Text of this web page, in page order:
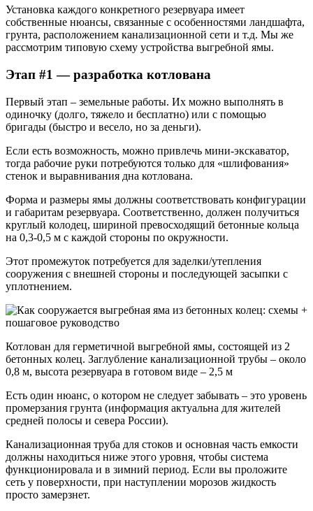
Установка каждого конкретного резервуара имеет
собственные нюансы, связанные с особенностями ландшафта,
грунта, расположением канализационной сети и т.д. Мы же
рассмотрим типовую схему устройства выгребной ямы.
Этап #1 — разработка котлована
Первый этап – земельные работы. Их можно выполнять в
одиночку (долго, тяжело и бесплатно) или с помощью
бригады (быстро и весело, но за деньги).
Если есть возможность, можно привлечь мини-экскаватор,
тогда рабочие руки потребуются только для «шлифования»
стенок и выравнивания дна котлована.
Форма и размеры ямы должны соответствовать конфигурации
и габаритам резервуара. Соответственно, должен получиться
круглый колодец, шириной превосходящий бетонные кольца
на 0,3-0,5 м с каждой стороны по окружности.
Этот промежуток потребуется для заделки/утепления
сооружения с внешней стороны и последующей засыпки с
уплотнением.
Котлован для герметичной выгребной ямы, состоящей из 2
бетонных колец. Заглубление канализационной трубы – около
0,8 м, высота резервуара в готовом виде – 2,5 м
Есть один нюанс, о котором не следует забывать – это уровень
промерзания грунта (информация актуальна для жителей
средней полосы и севера России).
Канализационная труба для стоков и основная часть емкости
должны находиться ниже этого уровня, чтобы система
функционировала и в зимний период. Если вы проложите
сеть у поверхности, при наступлении морозов жидкость
просто замерзнет.